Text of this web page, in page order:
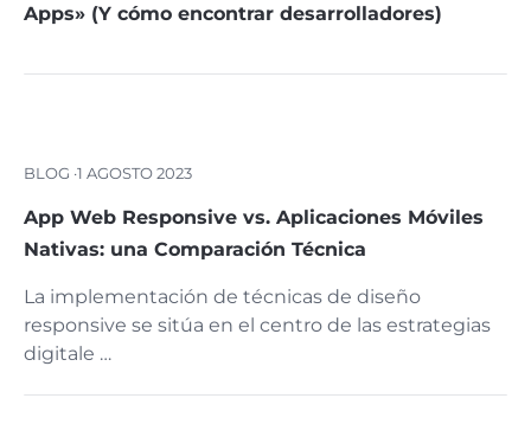
Apps» (Y cómo encontrar desarrolladores)
BLOG ·1 AGOSTO 2023
App Web Responsive vs. Aplicaciones Móviles
Nativas: una Comparación Técnica
La implementación de técnicas de diseño
responsive se sitúa en el centro de las estrategias
digitale …